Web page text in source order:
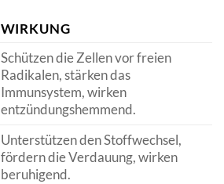
WIRKUNG
Schützen die Zellen vor freien
Radikalen, stärken das
Immunsystem, wirken
entzündungshemmend.
Unterstützen den Stoffwechsel,
fördern die Verdauung, wirken
beruhigend.